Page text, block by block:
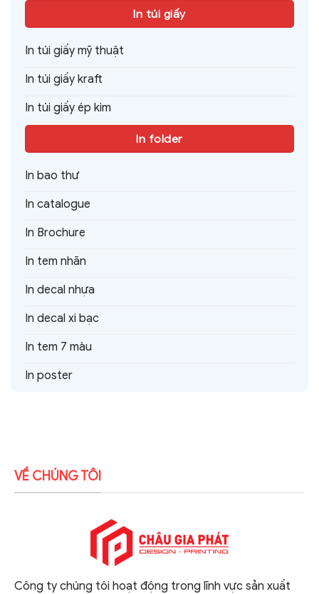
In túi giấy
In túi giấy mỹ thuật
In túi giấy kraft
In túi giấy ép kim
In folder
In bao thư
In catalogue
In Brochure
In tem nhãn
In decal nhựa
In decal xi bạc
In tem 7 màu
In poster
VỀ CHÚNG TÔI
Công ty chúng tôi hoạt động trong lĩnh vực sản xuất